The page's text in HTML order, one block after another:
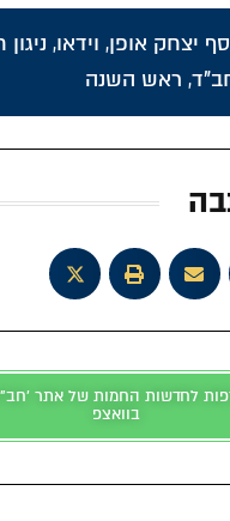
יצחק אופן, וידאו,
חב"ד, ראש השנה
לחדשות החמות של אתר
בוואצפ